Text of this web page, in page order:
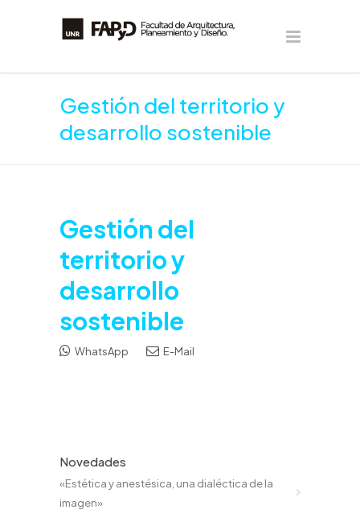
Gestión del territorio y
desarrollo sostenible
Gestión del
territorio y
desarrollo
sostenible
WhatsApp E-Mail
Novedades
«Estética y anestésica, una dialéctica de la
imagen»